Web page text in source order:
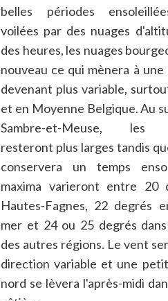
belles périodes
voilées par des nuages
des heures, les nuages
nouveau ce qui mènera à
devenant plus variable,
et en Moyenne Belgique. Au
Sambre-et-Meuse, les
resteront plus larges tandis
conservera un temps
maxima varieront entre 20
Hautes-Fagnes, 22 degrés
mer et 24 ou 25 degrés
des autres régions. Le vent
direction variable et une
nord se lèvera l'après-midi